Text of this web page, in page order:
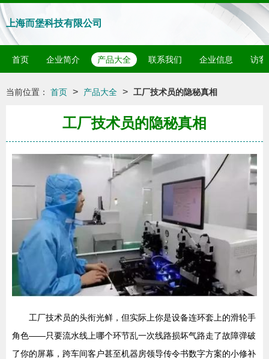
上海而堡科技有限公司
首页 企业简介 产品大全 联系我们 企业信息 访客
当前位置： 首页 > 产品大全 > 工厂技术员的隐秘真相
工厂技术员的隐秘真相
工厂技术员的头衔光鲜，但实际上你是设备连环套上的滑轮手
角色——只要流水线上哪个环节乱一次线路损坏气路走了故障弹破
了你的屏幕，跨车间客户甚至机器房领导传令书数字方案的小修补